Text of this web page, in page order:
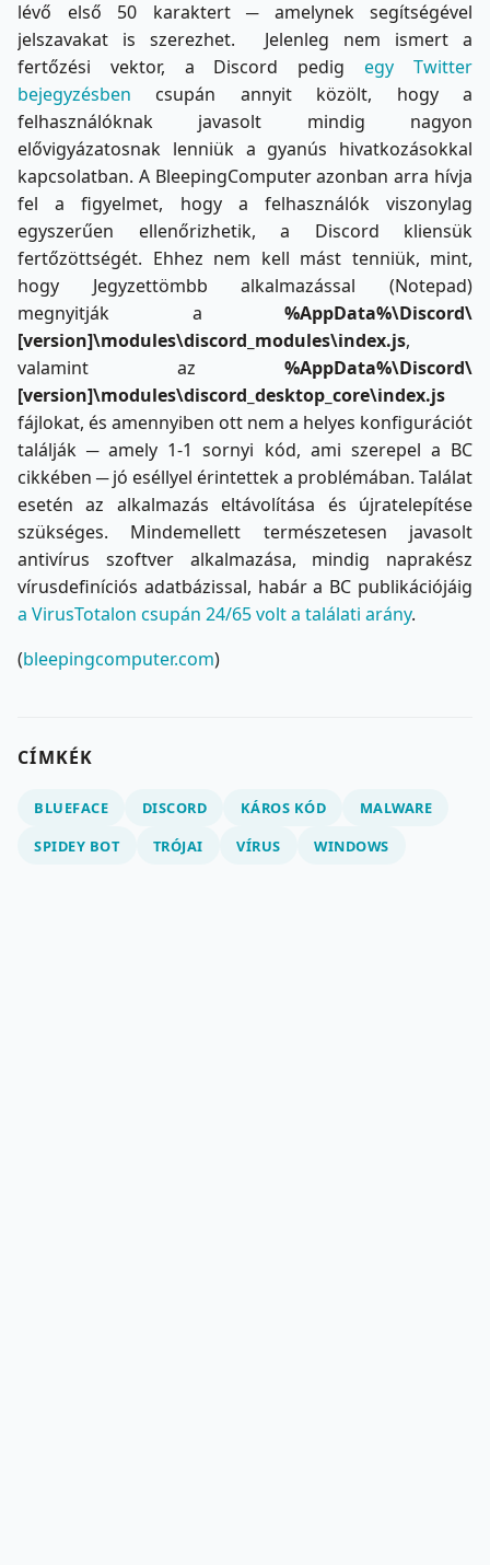
lévő első 50 karaktert ─ amelynek segítségével
jelszavakat is szerezhet. Jelenleg nem ismert a
fertőzési vektor, a Discord pedigegy Twitter
bejegyzésben csupán annyit közölt, hogy a
felhasználóknak javasolt mindig nagyon
elővigyázatosnak lenniük a gyanús hivatkozásokkal
kapcsolatban. A BleepingComputer azonban arra hívja
fel a figyelmet, hogy a felhasználók viszonylag
egyszerűen ellenőrizhetik, a Discord kliensük
fertőzöttségét. Ehhez nem kell mást tenniük, mint,
hogy Jegyzettömbb alkalmazással (Notepad)
megnyitják a %AppData%\Discord\
[version]\modules\discord_modules\index.js,
valamint az %AppData%\Discord\
[version]\modules\discord_desktop_core\index.js
fájlokat, és amennyiben ott nem a helyes konfigurációt
találják ─ amely 1-1 sornyi kód, ami szerepel a BC
cikkében ─ jó eséllyel érintettek a problémában. Találat
esetén az alkalmazás eltávolítása és újratelepítése
szükséges. Mindemellett természetesen javasolt
antivírus szoftver alkalmazása, mindig naprakész
vírusdefiníciós adatbázissal, habár a BC publikációjáig
a VirusTotalon csupán 24/65 volt a találati arány.
(bleepingcomputer.com)
CÍMKÉK
BLUEFACE DISCORD KÁROS KÓD
MALWARE
SPIDEY BOT
TRÓJAI VÍRUS WINDOWS